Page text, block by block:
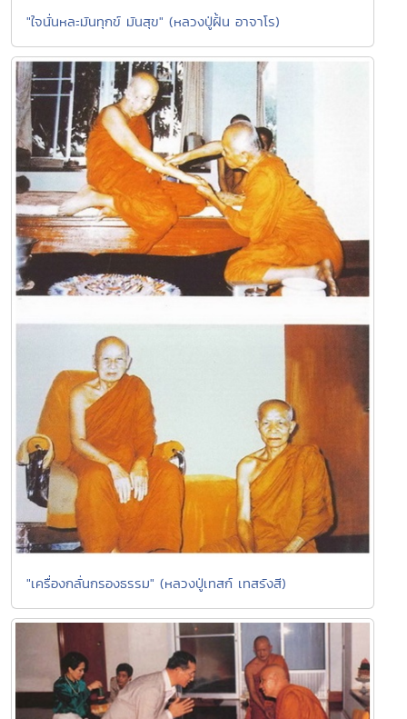
"ใจนั่นหละมันทุกข์ มันสุข" (หลวงปู่ฝั้น อาจาโร)
"เครื่องกลั่นกรองธรรม" (หลวงปู่เทสก์ เทสรังสี)